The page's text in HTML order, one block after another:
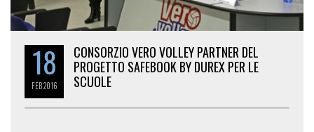
18
FEB2016
CONSORZIO VERO VOLLEY PARTNER DEL
PROGETTO SAFEBOOK BY DUREX PER LE
SCUOLE